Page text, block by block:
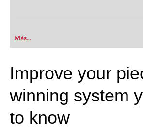
Más...
Improve your
winning system
to know